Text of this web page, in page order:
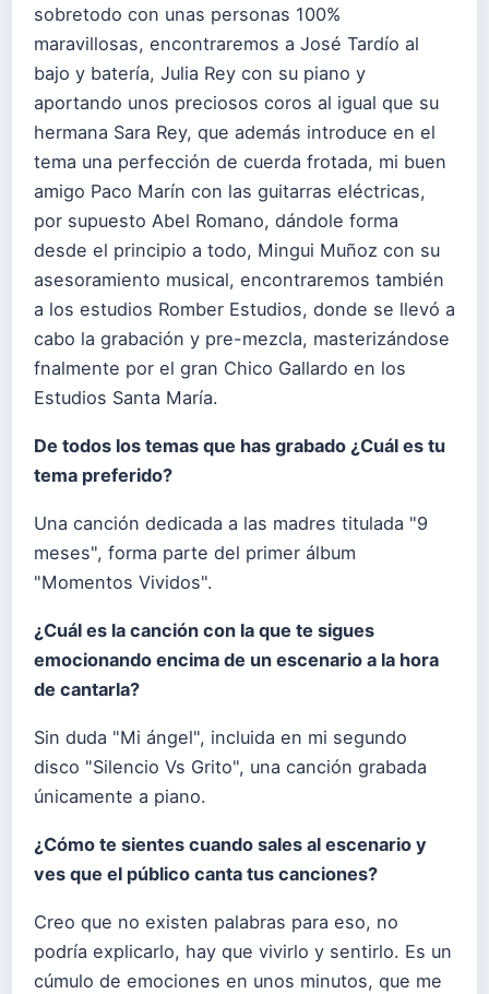
sobretodo con unas personas 100%
maravillosas, encontraremos a José Tardío al
bajo y batería, Julia Rey con su piano y
aportando unos preciosos coros al igual que su
hermana Sara Rey, que además introduce en el
tema una perfección de cuerda frotada, mi buen
amigo Paco Marín con las guitarras eléctricas,
por supuesto Abel Romano, dándole forma
desde el principio a todo, Mingui Muñoz con su
asesoramiento musical, encontraremos también
a los estudios Romber Estudios, donde se llevó a
cabo la grabación y pre-mezcla, masterizándose
fnalmente por el gran Chico Gallardo en los
Estudios Santa María.
De todos los temas que has grabado ¿Cuál es tu
tema preferido?
Una canción dedicada a las madres titulada "9
meses", forma parte del primer álbum
"Momentos Vividos".
¿Cuál es la canción con la que te sigues
emocionando encima de un escenario a la hora
de cantarla?
Sin duda "Mi ángel", incluida en mi segundo
disco "Silencio Vs Grito", una canción grabada
únicamente a piano.
¿Cómo te sientes cuando sales al escenario y
ves que el público canta tus canciones?
Creo que no existen palabras para eso, no
podría explicarlo, hay que vivirlo y sentirlo. Es un
cúmulo de emociones en unos minutos, que me